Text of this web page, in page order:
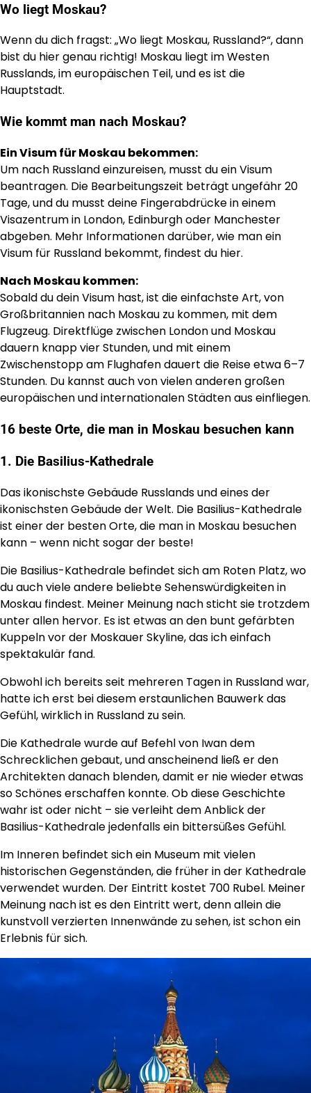
Wo liegt Moskau?
Wenn du dich fragst: „Wo liegt Moskau, Russland?“, dann
bist du hier genau richtig! Moskau liegt im Westen
Russlands, im europäischen Teil, und es ist die
Hauptstadt.
Wie kommt man nach Moskau?
Ein Visum für Moskau bekommen:
Um nach Russland einzureisen, musst du ein Visum
beantragen. Die Bearbeitungszeit beträgt ungefähr 20
Tage, und du musst deine Fingerabdrücke in einem
Visazentrum in London, Edinburgh oder Manchester
abgeben. Mehr Informationen darüber, wie man ein
Visum für Russland bekommt, findest du hier.
Nach Moskau kommen:
Sobald du dein Visum hast, ist die einfachste Art, von
Großbritannien nach Moskau zu kommen, mit dem
Flugzeug. Direktflüge zwischen London und Moskau
dauern knapp vier Stunden, und mit einem
Zwischenstopp am Flughafen dauert die Reise etwa 6–7
Stunden. Du kannst auch von vielen anderen großen
europäischen und internationalen Städten aus einfliegen.
16 beste Orte, die man in Moskau besuchen kann
1. Die Basilius-Kathedrale
Das ikonischste Gebäude Russlands und eines der
ikonischsten Gebäude der Welt. Die Basilius-Kathedrale
ist einer der besten Orte, die man in Moskau besuchen
kann – wenn nicht sogar der beste!
Die Basilius-Kathedrale befindet sich am Roten Platz, wo
du auch viele andere beliebte Sehenswürdigkeiten in
Moskau findest. Meiner Meinung nach sticht sie trotzdem
unter allen hervor. Es ist etwas an den bunt gefärbten
Kuppeln vor der Moskauer Skyline, das ich einfach
spektakulär fand.
Obwohl ich bereits seit mehreren Tagen in Russland war,
hatte ich erst bei diesem erstaunlichen Bauwerk das
Gefühl, wirklich in Russland zu sein.
Die Kathedrale wurde auf Befehl von Iwan dem
Schrecklichen gebaut, und anscheinend ließ er den
Architekten danach blenden, damit er nie wieder etwas
so Schönes erschaffen konnte. Ob diese Geschichte
wahr ist oder nicht – sie verleiht dem Anblick der
Basilius-Kathedrale jedenfalls ein bittersüßes Gefühl.
Im Inneren befindet sich ein Museum mit vielen
historischen Gegenständen, die früher in der Kathedrale
verwendet wurden. Der Eintritt kostet 700 Rubel. Meiner
Meinung nach ist es den Eintritt wert, denn allein die
kunstvoll verzierten Innenwände zu sehen, ist schon ein
Erlebnis für sich.